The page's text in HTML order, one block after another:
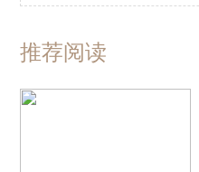
推荐阅读